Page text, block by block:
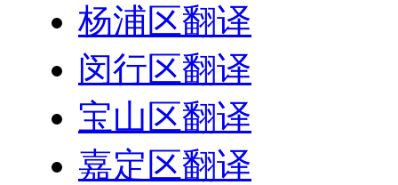
杨浦区翻译
闵行区翻译
宝山区翻译
嘉定区翻译